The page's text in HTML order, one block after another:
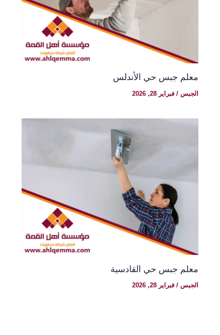
معلم جبس حي الأندلس
الجبس /فبراير 28, 2026
معلم جبس حي القادسية
الجبس /فبراير 28, 2026